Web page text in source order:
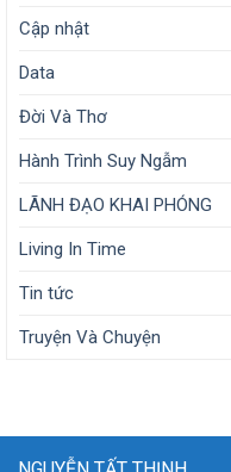
Cập nhật
Data
Đời Và Thơ
Hành Trình Suy Ngẫm
LÃNH ĐẠO KHAI PHÓNG
Living In Time
Tin tức
Truyện Và Chuyện